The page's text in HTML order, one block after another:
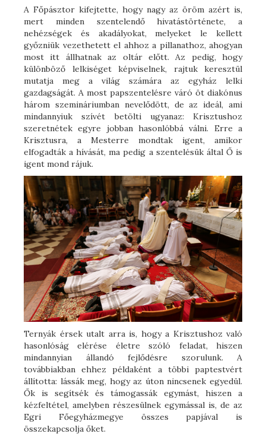
A Főpásztor kifejtette, hogy nagy az öröm azért is,
mert minden szentelendő hivatástörténete, a
nehézségek és akadályokat, melyeket le kellett
győzniük vezethetett el ahhoz a pillanathoz, ahogyan
most itt állhatnak az oltár előtt. Az pedig, hogy
különböző lelkiséget képviselnek, rajtuk keresztül
mutatja meg a világ számára az egyház lelki
gazdagságát. A most papszentelésre váró öt diakónus
három szemináriumban nevelődött, de az ideál, ami
mindannyiuk szívét betölti ugyanaz: Krisztushoz
szeretnétek egyre jobban hasonlóbbá válni. Erre a
Krisztusra, a Mesterre mondtak igent, amikor
elfogadták a hívását, ma pedig a szentelésük által Ő is
igent mond rájuk.
Ternyák érsek utalt arra is, hogy a Krisztushoz való
hasonlóság elérése életre szóló feladat, hiszen
mindannyian állandó fejlődésre szorulunk. A
továbbiakban ehhez példaként a többi paptestvért
állította: lássák meg, hogy az úton nincsenek egyedül.
Ők is segítsék és támogassák egymást, hiszen a
kézfeltétel, amelyben részesülnek egymással is, de az
Egri Főegyházmegye összes papjával is
összekapcsolja őket.